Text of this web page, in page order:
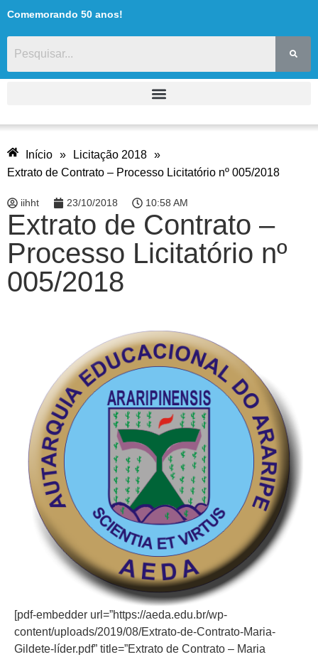
Comemorando 50 anos!
Início » Licitação 2018 »
Extrato de Contrato – Processo Licitatório nº 005/2018
iihht 23/10/2018 10:58 AM
Extrato de Contrato –
Processo Licitatório nº
005/2018
[pdf-embedder url=”https://aeda.edu.br/wp-
content/uploads/2019/08/Extrato-de-Contrato-Maria-
Gildete-líder.pdf” title=”Extrato de Contrato – Maria